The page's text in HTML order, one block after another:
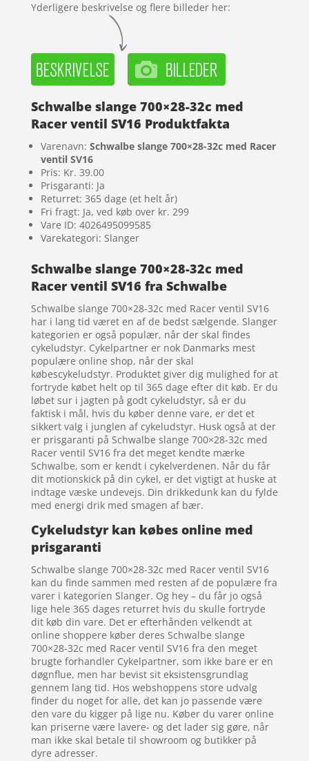
Yderligere beskrivelse og flere billeder her:
Schwalbe slange 700×28-32c med
Racer ventil SV16 Produktfakta
Varenavn: Schwalbe slange 700×28-32c med Racer
ventil SV16
Pris: Kr. 39.00
Prisgaranti: Ja
Returret: 365 dage (et helt år)
Fri fragt: Ja, ved køb over kr. 299
Vare ID: 4026495099585
Varekategori: Slanger
Schwalbe slange 700×28-32c med
Racer ventil SV16 fra Schwalbe
Schwalbe slange 700×28-32c med Racer ventil SV16
har i lang tid været en af de bedst sælgende. Slanger
kategorien er også populær, når der skal findes
cykeludstyr. Cykelpartner er nok Danmarks mest
populære online shop, når der skal
købescykeludstyr. Produktet giver dig mulighed for at
fortryde købet helt op til 365 dage efter dit køb. Er du
løbet sur i jagten på godt cykeludstyr, så er du
faktisk i mål, hvis du køber denne vare, er det et
sikkert valg i junglen af cykeludstyr. Husk også at der
er prisgaranti på Schwalbe slange 700×28-32c med
Racer ventil SV16 fra det meget kendte mærke
Schwalbe, som er kendt i cykelverdenen. Når du får
dit motionskick på din cykel, er det vigtigt at huske at
indtage væske undevejs. Din drikkedunk kan du fylde
med energi drik med smagen af bær.
Cykeludstyr kan købes online med
prisgaranti
Schwalbe slange 700×28-32c med Racer ventil SV16
kan du finde sammen med resten af de populære fra
varer i kategorien Slanger. Og hey – du får jo også
lige hele 365 dages returret hvis du skulle fortryde
dit køb din vare. Det er efterhånden velkendt at
online shoppere køber deres Schwalbe slange
700×28-32c med Racer ventil SV16 fra den meget
brugte forhandler Cykelpartner, som ikke bare er en
døgnflue, men har bevist sit eksistensgrundlag
gennem lang tid. Hos webshoppens store udvalg
finder du noget for alle, det kan jo passende være
den vare du kigger på lige nu. Køber du varer online
kan priserne være lavere- og det lader sig gøre, når
man ikke skal betale til showroom og butikker på
dyre adresser.